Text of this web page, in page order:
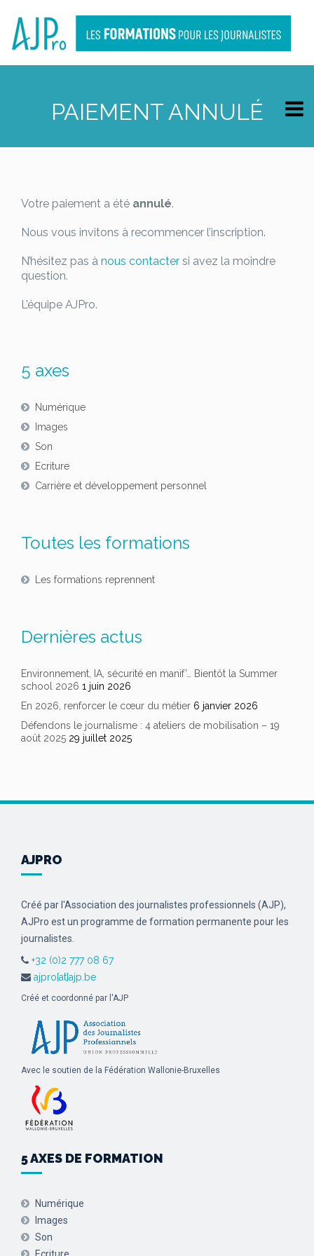
PAIEMENT ANNULÉ
Votre paiement a été annulé.
Nous vous invitons à recommencer l’inscription.
N’hésitez pas à nous contacter si avez la moindre
question.
L’équipe AJPro.
5 axes
Numérique
Images
Son
Ecriture
Carrière et développement personnel
Toutes les formations
Les formations reprennent
Dernières actus
Environnement, IA, sécurité en manif’… Bientôt la Summer
school 2026 1 juin 2026
En 2026, renforcer le cœur du métier 6 janvier 2026
Défendons le journalisme : 4 ateliers de mobilisation – 19
août 2025 29 juillet 2025
AJPRO
Créé par l'Association des journalistes professionnels (AJP),
AJPro est un programme de formation permanente pour les
journalistes.
+32 (0)2 777 08 67
ajpro[at]ajp.be
Créé et coordonné par l'AJP
Avec le soutien de la Fédération Wallonie-Bruxelles
5 AXES DE FORMATION
Numérique
Images
Son